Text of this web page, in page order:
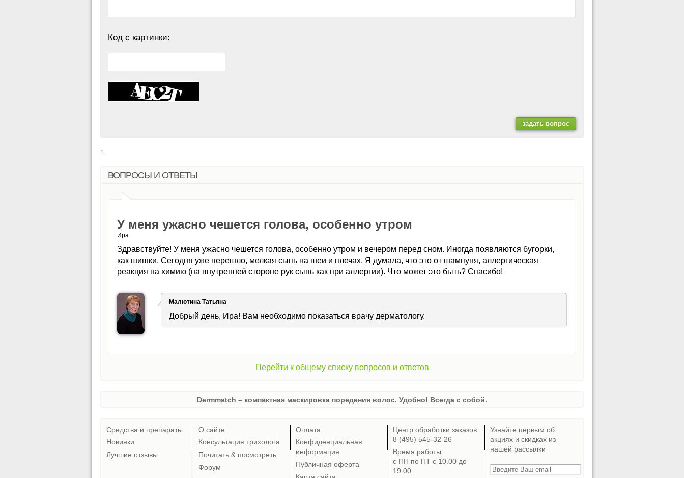
Код с картинки:
1
ВОПРОСЫ И ОТВЕТЫ
У меня ужасно чешется голова, особенно утром
Ира
Здравствуйте! У меня ужасно чешется голова, особенно утром и вечером перед сном. Иногда появляются бугорки,
как шишки. Сегодня уже перешло, мелкая сыпь на шеи и плечах. Я думала, что это от шампуня, аллергическая
реакция на химию (на внутренней стороне рук сыпь как при аллергии). Что может это быть? Спасибо!
Малютина Татьяна
Добрый день, Ира! Вам необходимо показаться врачу дерматологу.
Перейти к общему списку вопросов и ответов
Dermmatch – компактная маскировка поредения волос. Удобно! Всегда с собой.
Средства и препараты
Новинки
Лучшие отзывы
О сайте
Консультация трихолога
Почитать & посмотреть
Форум
Оплата
Конфиденциальная
информация
Публичная оферта
Центр обработки заказов
8 (495) 545-32-26
Время работы
с ПН по ПТ с 10.00 до
19.00
Узнайте первым об
акциях и скидках из
нашей рассылки